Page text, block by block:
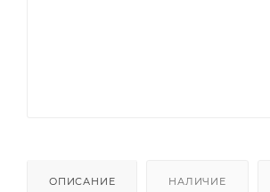
ОПИСАНИЕ НАЛИЧИЕ